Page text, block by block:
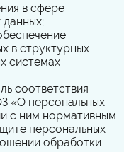
в сфере
в структурных
системах
соответствия
«О персональных
с ним нормативным
персональных
обработки